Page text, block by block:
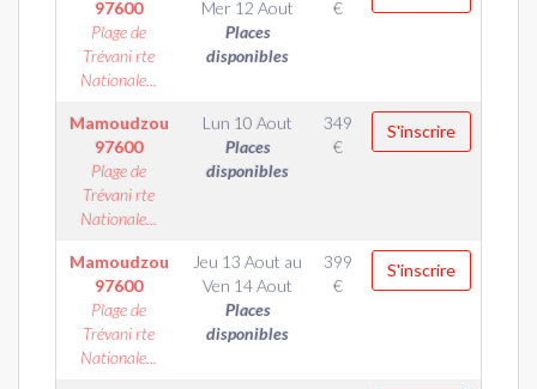
97600
Plage de
Trévani rte
Nationale...
Mer 12 Aout
Places
disponibles
€
Mamoudzou
97600
Plage de
Trévani rte
Nationale...
Lun 10 Aout
Places
disponibles
349
€
S'inscrire
Mamoudzou
97600
Plage de
Trévani rte
Nationale...
Jeu 13 Aout au
Ven 14 Aout
Places
disponibles
399
€
S'inscrire